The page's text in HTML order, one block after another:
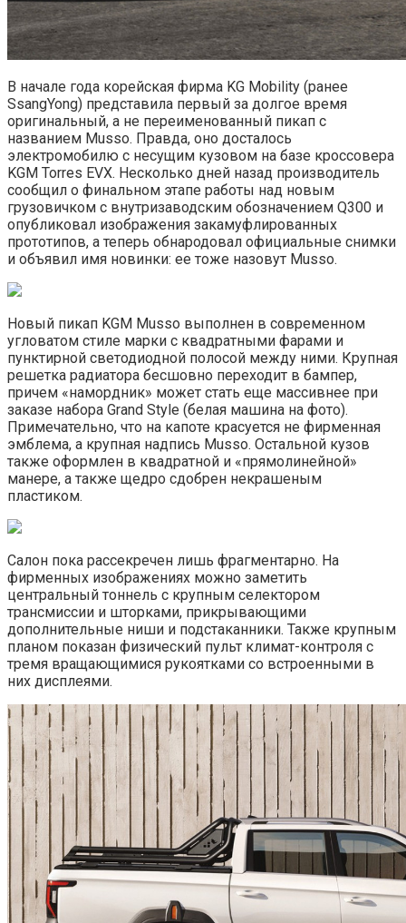
В начале года корейская фирма KG Mobility (ранее
SsangYong) представила первый за долгое время
оригинальный, а не переименованный пикап с
названием Musso. Правда, оно досталось
электромобилю с несущим кузовом на базе кроссовера
KGM Torres EVX. Несколько дней назад производитель
сообщил о финальном этапе работы над новым
грузовичком с внутризаводским обозначением Q300 и
опубликовал изображения закамуфлированных
прототипов, а теперь обнародовал официальные снимки
и объявил имя новинки: ее тоже назовут Musso.
Новый пикап KGM Musso выполнен в современном
угловатом стиле марки с квадратными фарами и
пунктирной светодиодной полосой между ними. Крупная
решетка радиатора бесшовно переходит в бампер,
причем «намордник» может стать еще массивнее при
заказе набора Grand Style (белая машина на фото).
Примечательно, что на капоте красуется не фирменная
эмблема, а крупная надпись Musso. Остальной кузов
также оформлен в квадратной и «прямолинейной»
манере, а также щедро сдобрен некрашеным
пластиком.
Салон пока рассекречен лишь фрагментарно. На
фирменных изображениях можно заметить
центральный тоннель с крупным селектором
трансмиссии и шторками, прикрывающими
дополнительные ниши и подстаканники. Также крупным
планом показан физический пульт климат-контроля с
тремя вращающимися рукоятками со встроенными в
них дисплеями.